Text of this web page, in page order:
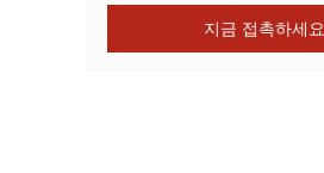
지금 접촉하세요